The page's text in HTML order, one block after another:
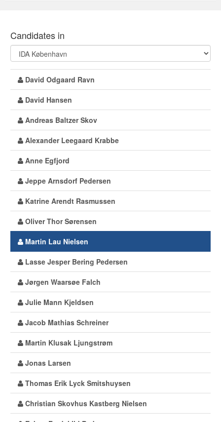
Candidates in
David Odgaard Ravn
David Hansen
Andreas Baltzer Skov
Alexander Leegaard Krabbe
Anne Egfjord
Jeppe Arnsdorf Pedersen
Katrine Arendt Rasmussen
Oliver Thor Sørensen
Martin Lau Nielsen
Lasse Jesper Bering Pedersen
Jørgen Waarsøe Falch
Julie Mann Kjeldsen
Jacob Mathias Schreiner
Martin Klusak Ljungstrøm
Jonas Larsen
Thomas Erik Lyck Smitshuysen
Christian Skovhus Kastberg Nielsen